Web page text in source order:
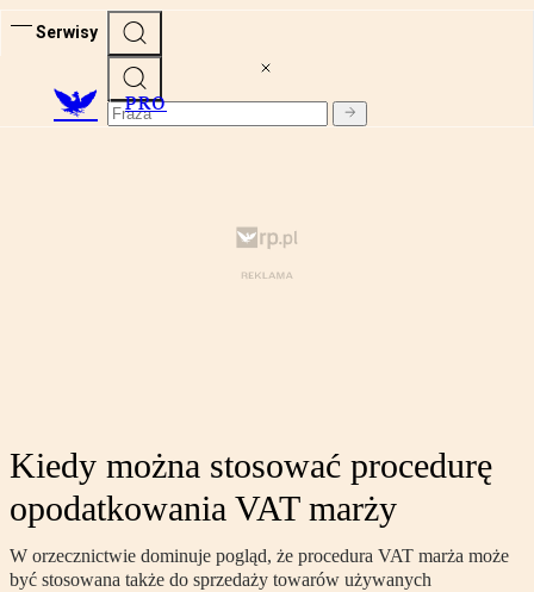
Serwisy
PRO
Kiedy można stosować procedurę
opodatkowania VAT marży
W orzecznictwie dominuje pogląd, że procedura VAT marża może
być stosowana także do sprzedaży towarów używanych